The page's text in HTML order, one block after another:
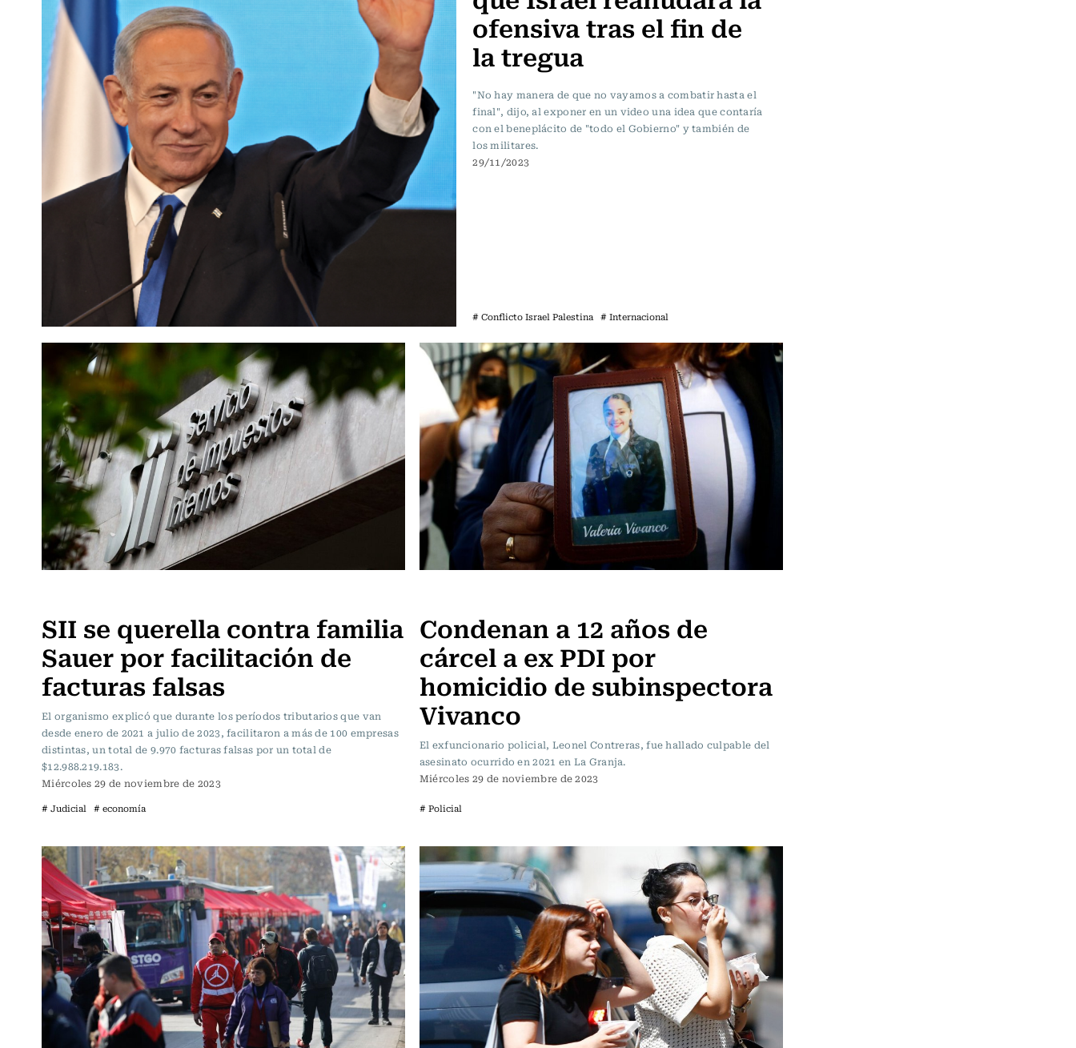
ofensiva tras el fin de
la tregua
"No hay manera de que no vayamos a combatir hasta el
final", dijo, al exponer en un video una idea que contaría
con el beneplácito de "todo el Gobierno" y también de
los militares.
29/11/2023
# Conflicto Israel Palestina # Internacional
SII se querella contra familia
Sauer por facilitación de
facturas falsas
El organismo explicó que durante los períodos tributarios que van
desde enero de 2021 a julio de 2023, facilitaron a más de 100 empresas
distintas, un total de 9.970 facturas falsas por un total de
$12.988.219.183.
Miércoles 29 de noviembre de 2023
# Judicial # economía
Condenan a 12 años de
cárcel a ex PDI por
homicidio de subinspectora
Vivanco
El exfuncionario policial, Leonel Contreras, fue hallado culpable del
asesinato ocurrido en 2021 en La Granja.
Miércoles 29 de noviembre de 2023
# Policial